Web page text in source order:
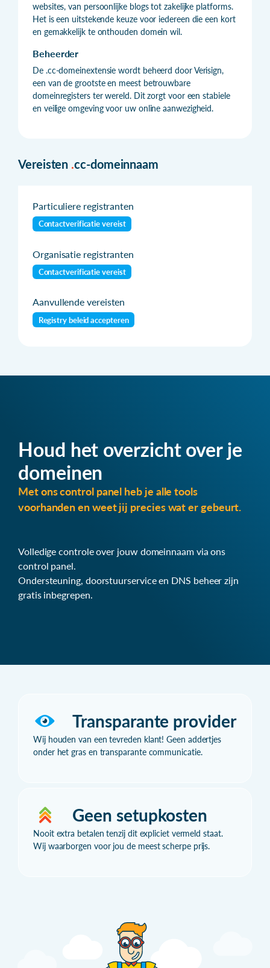
websites, van persoonlijke blogs tot zakelijke platforms.
Het is een uitstekende keuze voor iedereen die een kort
en gemakkelijk te onthouden domein wil.
Beheerder
De .cc-domeinextensie wordt beheerd door Verisign,
een van de grootste en meest betrouwbare
domeinregisters ter wereld. Dit zorgt voor een stabiele
en veilige omgeving voor uw online aanwezigheid.
Vereisten .cc-domeinnaam
Particuliere registranten
Contactverificatie vereist
Organisatie registranten
Contactverificatie vereist
Aanvullende vereisten
Registry beleid accepteren
Houd het overzicht over je
domeinen
Met ons control panel heb je alle tools
voorhanden en weet jij precies wat er gebeurt.
Volledige controle over jouw domeinnaam via ons
control panel.
Ondersteuning, doorstuurservice en DNS beheer zijn
gratis inbegrepen.
Transparante provider
Wij houden van een tevreden klant! Geen addertjes
onder het gras en transparante communicatie.
Geen setupkosten
Nooit extra betalen tenzij dit expliciet vermeld staat.
Wij waarborgen voor jou de meest scherpe prijs.